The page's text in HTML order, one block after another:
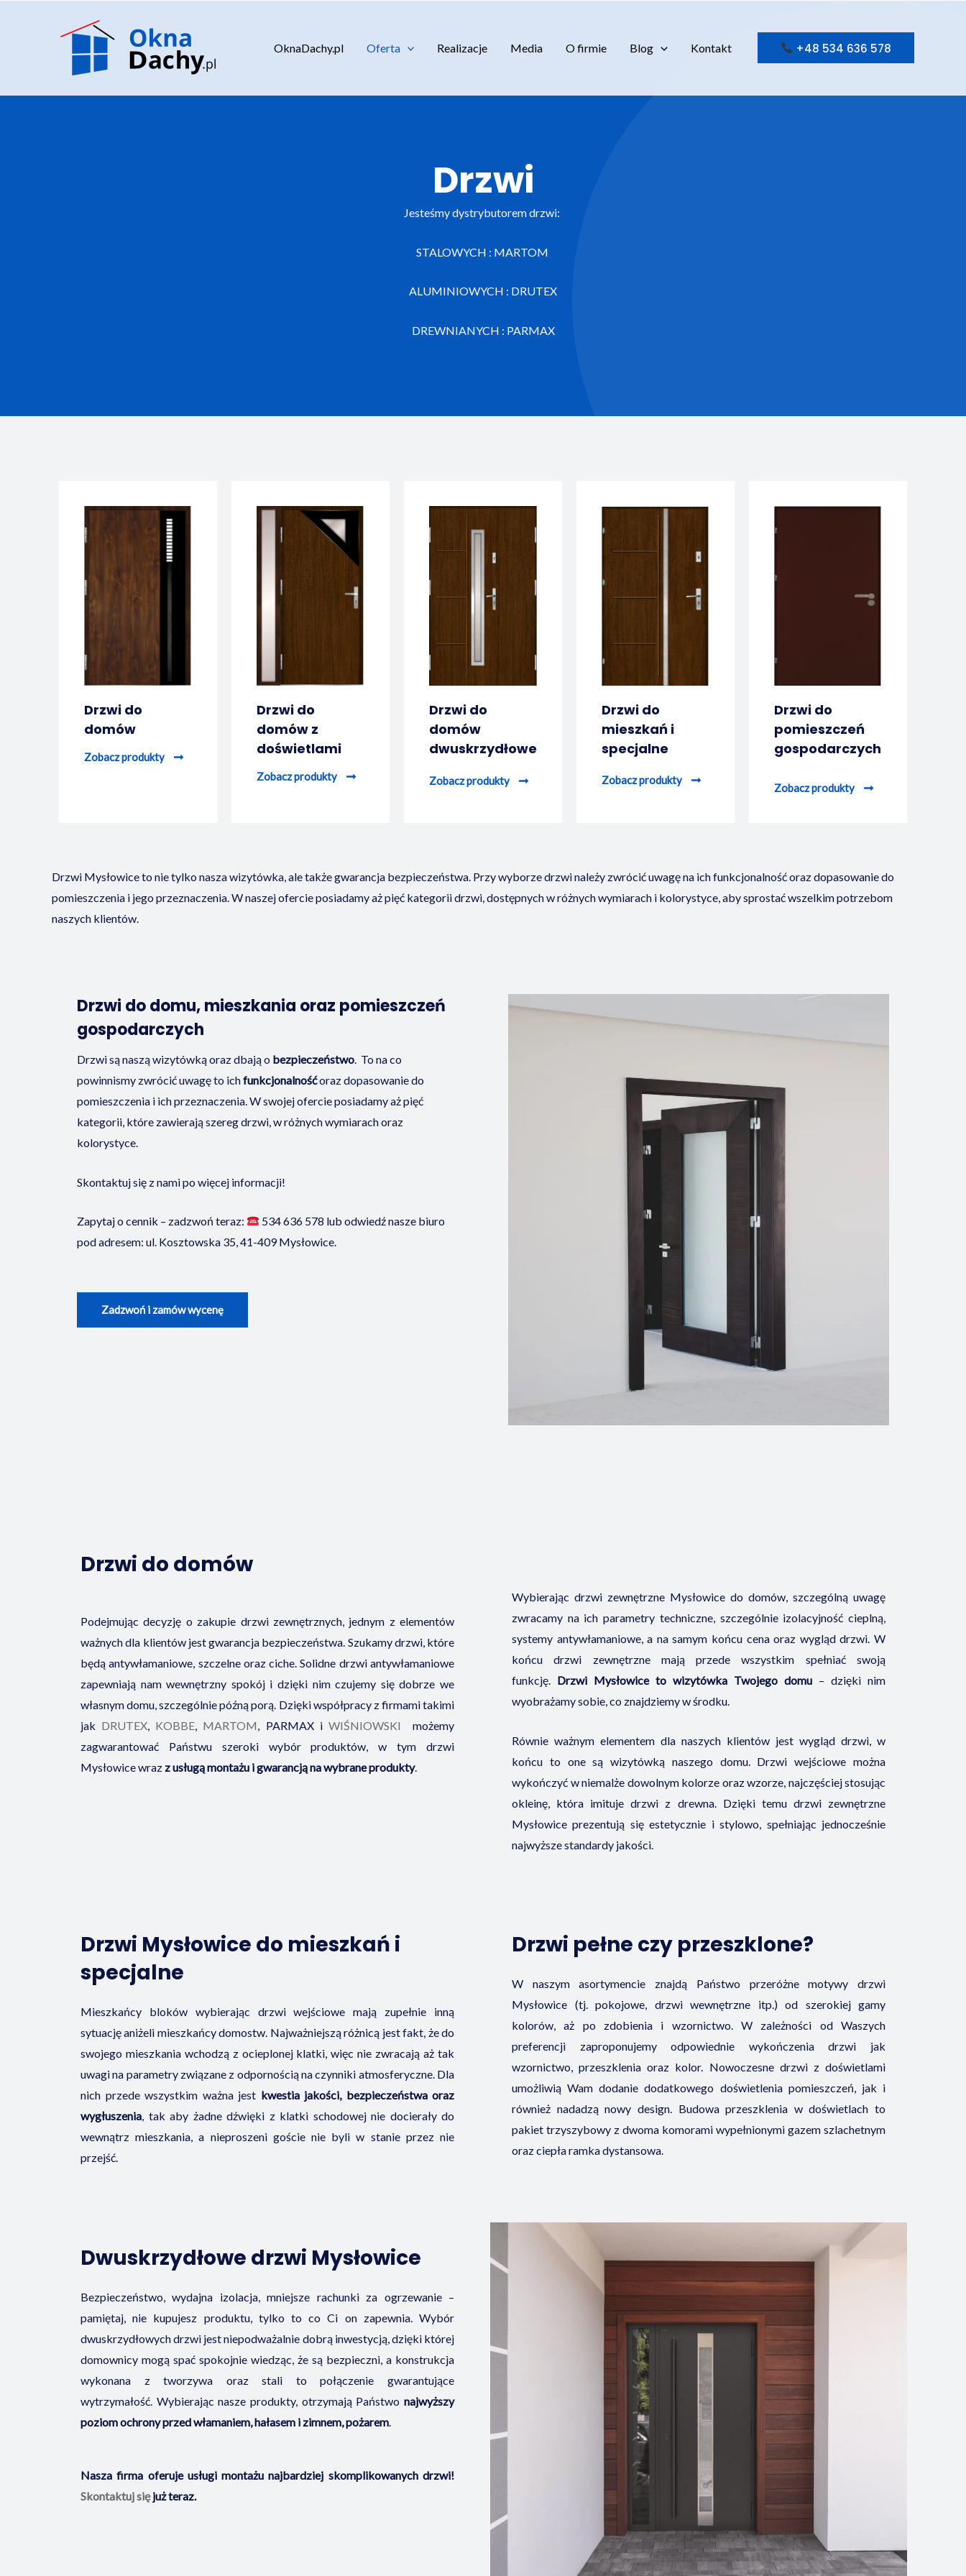
OknaDachy.pl Oferta Realizacje Media O firmie Blog Kontakt +48 534 636 578
Drzwi
Jesteśmy dystrybutorem drzwi:
STALOWYCH : MARTOM
ALUMINIOWYCH : DRUTEX
DREWNIANYCH : PARMAX
Drzwi do
domów
Zobacz produkty
Drzwi do
domów z
doświetlami
Zobacz produkty
Drzwi do
domów
dwuskrzydłowe
Zobacz produkty
Drzwi do
mieszkań i
specjalne
Zobacz produkty
Drzwi do
pomieszczeń
gospodarczych
Zobacz produkty
Drzwi Mysłowice to nie tylko nasza wizytówka, ale także gwarancja bezpieczeństwa. Przy wyborze drzwi należy zwrócić uwagę na ich funkcjonalność oraz dopasowanie do
pomieszczenia i jego przeznaczenia. W naszej ofercie posiadamy aż pięć kategorii drzwi, dostępnych w różnych wymiarach i kolorystyce, aby sprostać wszelkim potrzebom
naszych klientów.
Drzwi do domu, mieszkania oraz pomieszczeń
gospodarczych
Drzwi są naszą wizytówką oraz dbają o bezpieczeństwo. To na co
powinnismy zwrócić uwagę to ichfunkcjonalnośćoraz dopasowanie do
pomieszczenia i ich przeznaczenia. W swojej ofercie posiadamy aż pięć
kategorii, które zawierają szereg drzwi, w różnych wymiarach oraz
kolorystyce.
Skontaktuj się z nami po więcej informacji!
Zapytaj o cennik – zadzwoń teraz: 534 636 578 lub odwiedź nasze biuro
pod adresem: ul. Kosztowska 35, 41-409 Mysłowice.
Zadzwoń i zamów wycenę
Drzwi do domów
Podejmując decyzję o zakupie drzwi zewnętrznych, jednym z elementów
ważnych dla klientów jest gwarancja bezpieczeństwa. Szukamy drzwi, które
będą antywłamaniowe, szczelne oraz ciche. Solidne drzwi antywłamaniowe
zapewniają nam wewnętrzny spokój i dzięki nim czujemy się dobrze we
własnym domu, szczególnie późną porą. Dzięki współpracy z firmami takimi
jak DRUTEX, KOBBE, MARTOM, PARMAX i WIŚNIOWSKI możemy
zagwarantować Państwu szeroki wybór produktów, w tym drzwi
Mysłowice wraz z usługą montażu i gwarancją na wybrane produkty.
Wybierając drzwi zewnętrzne Mysłowice do domów, szczególną uwagę
zwracamy na ich parametry techniczne, szczególnie izolacyjność cieplną,
systemy antywłamaniowe, a na samym końcu cena oraz wygląd drzwi. W
końcu drzwi zewnętrzne mają przede wszystkim spełniać swoją
funkcję. Drzwi Mysłowice to wizytówka Twojego domu – dzięki nim
wyobrażamy sobie, co znajdziemy w środku.
Równie ważnym elementem dla naszych klientów jest wygląd drzwi, w
końcu to one są wizytówką naszego domu. Drzwi wejściowe można
wykończyć w niemalże dowolnym kolorze oraz wzorze, najczęściej stosując
okleinę, która imituje drzwi z drewna. Dzięki temu drzwi zewnętrzne
Mysłowice prezentują się estetycznie i stylowo, spełniając jednocześnie
najwyższe standardy jakości.
Drzwi Mysłowice do mieszkań i
specjalne
Mieszkańcy bloków wybierając drzwi wejściowe mają zupełnie inną
sytuację aniżeli mieszkańcy domostw. Najważniejszą różnicą jest fakt, że do
swojego mieszkania wchodzą z ocieplonej klatki, więc nie zwracają aż tak
uwagi na parametry związane z odpornością na czynniki atmosferyczne. Dla
nich przede wszystkim ważna jest kwestia jakości, bezpieczeństwa oraz
wygłuszenia, tak aby żadne dźwięki z klatki schodowej nie docierały do
wewnątrz mieszkania, a nieproszeni goście nie byli w stanie przez nie
przejść.
Drzwi pełne czy przeszklone?
W naszym asortymencie znajdą Państwo przeróżne motywy drzwi
Mysłowice (tj. pokojowe, drzwi wewnętrzne itp.) od szerokiej gamy
kolorów, aż po zdobienia i wzornictwo. W zależności od Waszych
preferencji zaproponujemy odpowiednie wykończenia drzwi jak
wzornictwo, przeszklenia oraz kolor. Nowoczesne drzwi z doświetlami
umożliwią Wam dodanie dodatkowego doświetlenia pomieszczeń, jak i
również nadadzą nowy design. Budowa przeszklenia w doświetlach to
pakiet trzyszybowy z dwoma komorami wypełnionymi gazem szlachetnym
oraz ciepła ramka dystansowa.
Dwuskrzydłowe drzwi Mysłowice
Bezpieczeństwo, wydajna izolacja, mniejsze rachunki za ogrzewanie –
pamiętaj, nie kupujesz produktu, tylko to co Ci on zapewnia. Wybór
dwuskrzydłowych drzwi jest niepodważalnie dobrą inwestycją, dzięki której
domownicy mogą spać spokojnie wiedząc, że są bezpieczni, a konstrukcja
wykonana z tworzywa oraz stali to połączenie gwarantujące
wytrzymałość. Wybierając nasze produkty, otrzymają Państwo najwyższy
poziom ochrony przed włamaniem, hałasem i zimnem, pożarem
Nasza firma oferuje usługi montażu najbardziej skomplikowanych drzwi!
Skontaktuj sięjuż teraz.